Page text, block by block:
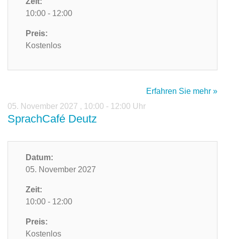
10:00 - 12:00
Preis:
Kostenlos
Erfahren Sie mehr »
05. November 2027 , 10:00 - 12:00 Uhr
SprachCafé Deutz
Datum:
05. November 2027
Zeit:
10:00 - 12:00
Preis:
Kostenlos